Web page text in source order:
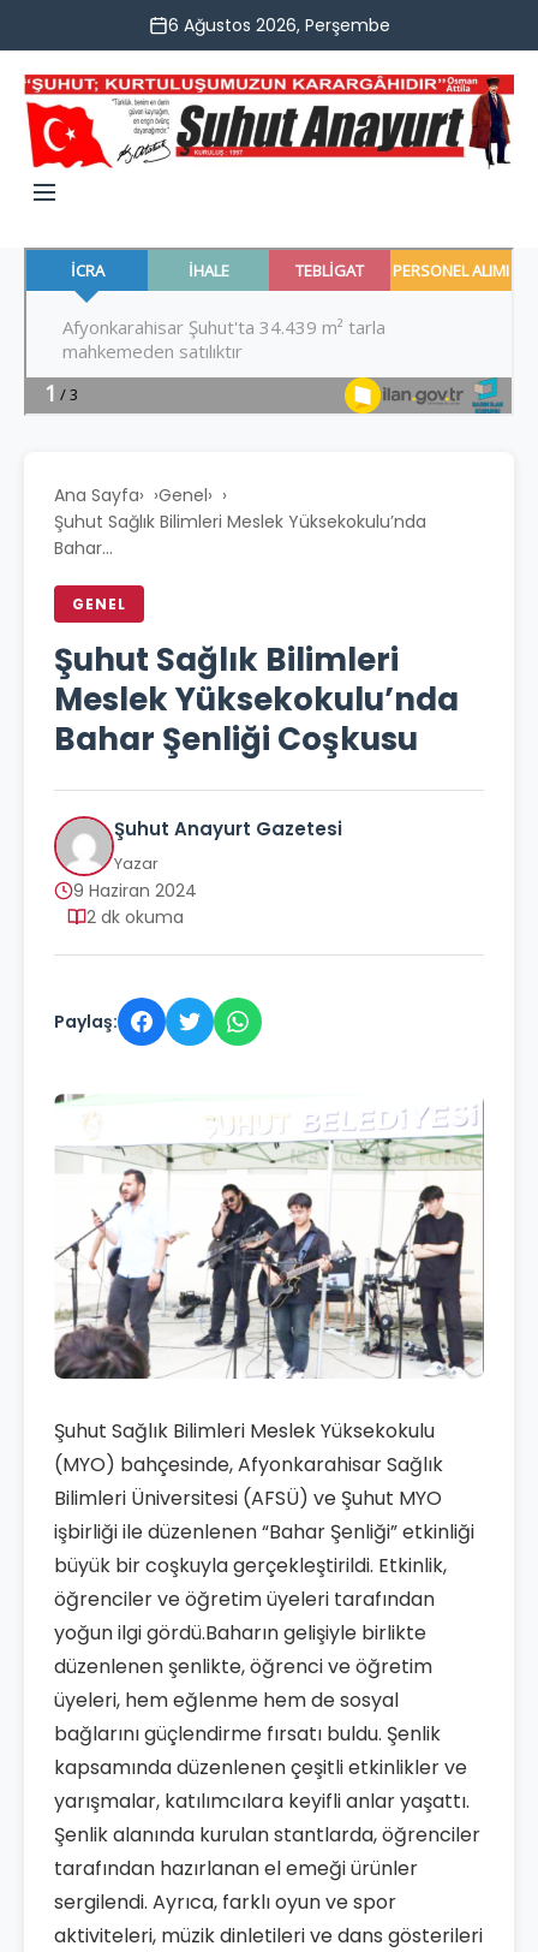
6 Ağustos 2026, Perşembe
Ana Sayfa› Genel›
Şuhut Sağlık Bilimleri Meslek Yüksekokulu’nda
Bahar...
GENEL
Şuhut Sağlık Bilimleri
Meslek Yüksekokulu’nda
Bahar Şenliği Coşkusu
Şuhut Anayurt Gazetesi
Yazar
9 Haziran 2024
2 dk okuma
Paylaş:
Şuhut Sağlık Bilimleri Meslek Yüksekokulu
(MYO) bahçesinde, Afyonkarahisar Sağlık
Bilimleri Üniversitesi (AFSÜ) ve Şuhut MYO
işbirliği ile düzenlenen “Bahar Şenliği” etkinliği
büyük bir coşkuyla gerçekleştirildi. Etkinlik,
öğrenciler ve öğretim üyeleri tarafından
yoğun ilgi gördü.Baharın gelişiyle birlikte
düzenlenen şenlikte, öğrenci ve öğretim
üyeleri, hem eğlenme hem de sosyal
bağlarını güçlendirme fırsatı buldu. Şenlik
kapsamında düzenlenen çeşitli etkinlikler ve
yarışmalar, katılımcılara keyifli anlar yaşattı.
Şenlik alanında kurulan stantlarda, öğrenciler
tarafından hazırlanan el emeği ürünler
sergilendi. Ayrıca, farklı oyun ve spor
aktiviteleri, müzik dinletileri ve dans gösterileri